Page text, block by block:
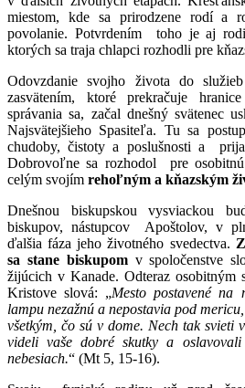
miestom, kde sa prirodzene rodí a
povolanie. Potvrdením toho je aj
ktorých sa traja chlapci rozhodli pre
Odovzdanie svojho života do
zasvätením, ktoré prekračuje
správania sa, začal dnešný svätenec
Najsvätejšieho Spasiteľa. Tu sa
chudoby, čistoty a poslušnosti a
Dobrovoľne sa rozhodol pre
celým svojím rehoľným a kňazským
Dnešnou biskupskou vysviackou
biskupov, nástupcov Apoštolov, v
ďalšia fáza jeho životného svedectva.
sa stane biskupom v spoločenstve
žijúcich v Kanade. Odteraz osobitným
Kristove slová: „Mesto postavené
lampu nezažnú a nepostavia pod
všetkým, čo sú v dome. Nech tak svieti
videli vaše dobré skutky a
nebesiach.“ (Mt 5, 15-16).